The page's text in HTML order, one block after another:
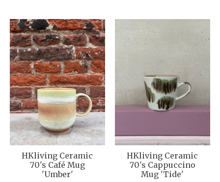
HKliving Ceramic
70's Café Mug
'Umber'
HKliving Ceramic
70's Cappuccino
Mug 'Tide'